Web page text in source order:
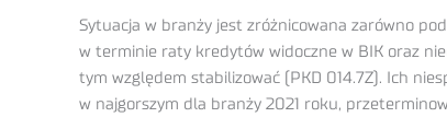
Sytuacja w branży jest zróżnicowana zarówno
w terminie raty kredytów widoczne w BIK oraz
tym względem stabilizować (PKD 014.7Z). Ich
w najgorszym dla branży 2021 roku,